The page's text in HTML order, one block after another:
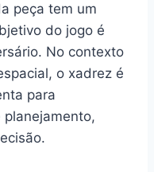
peça tem um
do jogo é
No contexto
o xadrez é
para